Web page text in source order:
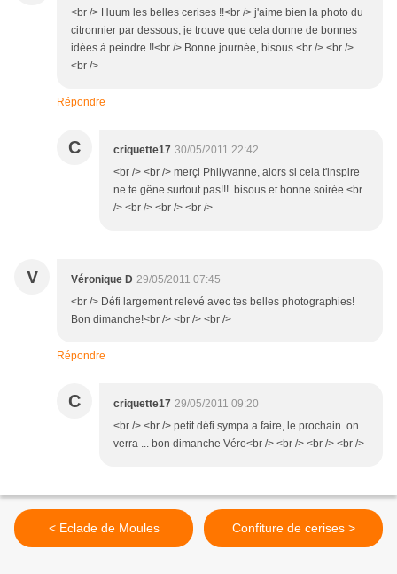
<br /> Huum les belles cerises !!<br /> j'aime bien la photo du
citronnier par dessous, je trouve que cela donne de bonnes
idées à peindre !!<br /> Bonne journée, bisous.<br /> <br />
<br />
Répondre
C criquette17 30/05/2011 22:42
<br /> <br /> merçi Philyvanne, alors si cela t'inspire
ne te gêne surtout pas!!!. bisous et bonne soirée <br
/> <br /> <br /> <br />
V Véronique D 29/05/2011 07:45
<br /> Défi largement relevé avec tes belles photographies!
Bon dimanche!<br /> <br /> <br />
Répondre
C criquette17 29/05/2011 09:20
<br /> <br /> petit défi sympa a faire, le prochain on
verra ... bon dimanche Véro<br /> <br /> <br /> <br />
< Eclade de Moules Confiture de cerises >